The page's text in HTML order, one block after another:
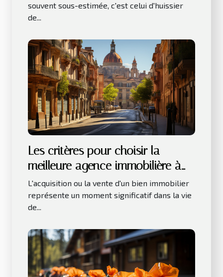
souvent sous-estimée, c'est celui d'huissier
de...
Les critères pour choisir la
meilleure agence immobilière à
Toulouse
L'acquisition ou la vente d'un bien immobilier
représente un moment significatif dans la vie
de...